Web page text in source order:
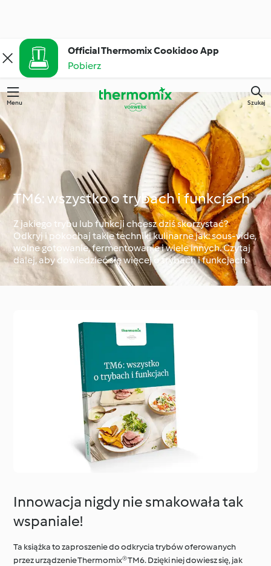
Official Thermomix Cookidoo App
Pobierz
Menu Szukaj
TM6: wszystko o trybach i funkcjach
Z jakiego trybu lub funkcji chcesz dziś skorzystać?
Odkryj i pokochaj takie techniki kulinarne jak: sous-vide,
wolne gotowanie, fermentowanie i wiele innych. Czytaj
dalej, aby dowiedzieć się więcej o trybach i funkcjach.
Innowacja nigdy nie smakowała tak
wspaniale!
Ta książka to zaproszenie do odkrycia trybów oferowanych
przez urządzenie Thermomix® TM6. Dzięki niej dowiesz się, jak